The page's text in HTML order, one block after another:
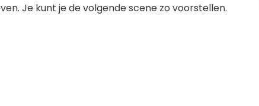
Je kunt je de volgende scene zo voorstellen.